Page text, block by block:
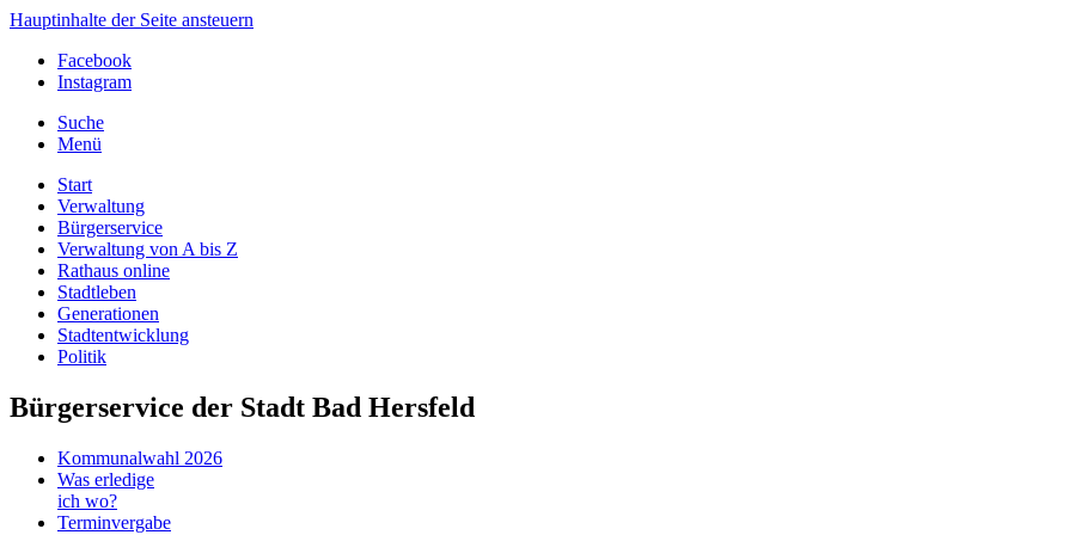
Hauptinhalte der Seite ansteuern
Facebook
Instagram
Suche
Menü
Start
Verwaltung
Bürgerservice
Verwaltung von A bis Z
Rathaus online
Stadtleben
Generationen
Stadtentwicklung
Politik
Bürgerservice der Stadt Bad Hersfeld
Kommunalwahl 2026
Was erledige
ich wo?
Terminvergabe